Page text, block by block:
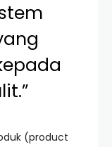
(product